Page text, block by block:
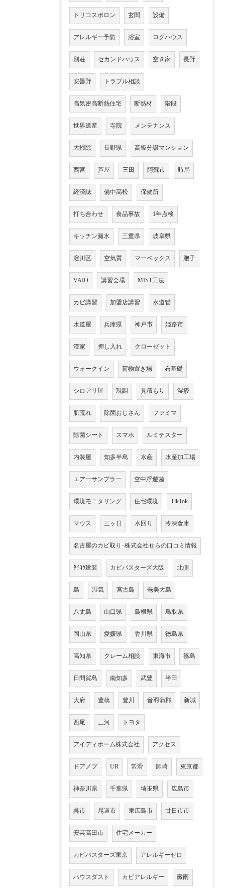
トリコスポロン 玄関 設備
アレルギー予防 浴室 ログハウス
別荘 セカンドハウス 空き家 長野
安曇野 トラブル相談
高気密高断熱住宅 断熱材 階段
世界遺産 寺院 メンテナンス
大掃除 長野県 高級分譲マンション
西宮 芦屋 三田 阿蘇市 時局
経済誌 備中高松 保健所
打ち合わせ 食品事故 1年点検
キッチン漏水 三重県 岐阜県
淀川区 空気質 マーベックス 胞子
VAIO 講習会場 MIST工法
カビ講習 加盟店講習 水道管
水道屋 兵庫県 神戸市 姫路市
澄家 押し入れ クローゼット
ウォークイン 荷物置き場 布基礎
シロアリ屋 現調 見積もり 湿疹
肌荒れ 除菌おじさん ファミマ
除菌シート スマホ ルミテスター
内装屋 知多半島 水産 水産加工場
エアーサンプラー 空中浮遊菌
環境モニタリング 住宅環境 TikTok
マウス 三ヶ日 水回り 冷凍倉庫
名古屋のカビ取り･株式会社せらの口コミ情報
ﾀｲｺｳ建装 カビバスターズ大阪 北側
島 湿気 宮古島 奄美大島
八丈島 山口県 島根県 鳥取県
岡山県 愛媛県 香川県 徳島県
高知県 クレーム相談 東海市 篠島
日間賀島 南知多 武豊 半田
大府 豊橋 豊川 音羽蒲郡 新城
西尾 三河 トヨタ
アイディホーム株式会社 アクセス
ドアノブ UR 常滑 師崎 東京都
神奈川県 千葉県 埼玉県 広島市
呉市 尾道市 東広島市 廿日市市
安芸高田市 住宅メーカー
カビバスターズ東京 アレルギーゼロ
ハウスダスト カビアレルギー 黴雨